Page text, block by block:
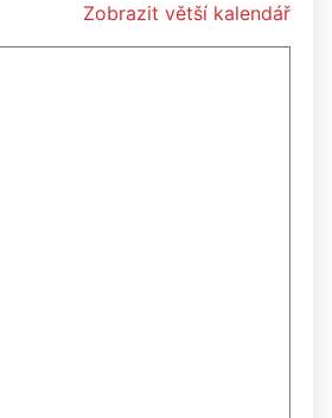
Zobrazit větší kalendář